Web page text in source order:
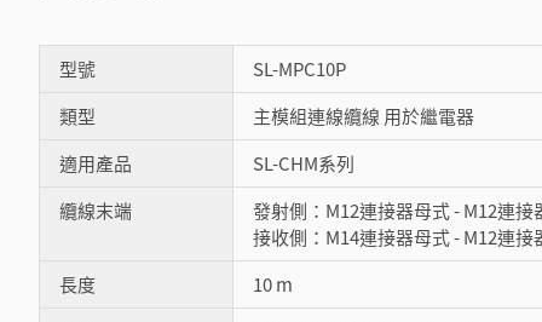
型號
SL-MPC10P
類型
主模組連線纜線 用於繼電器
適用產品
SL-CHM系列
纜線末端
發射側：M12連接器母式 - M12連接
接收側：M14連接器母式 - M12連接
長度
10 m